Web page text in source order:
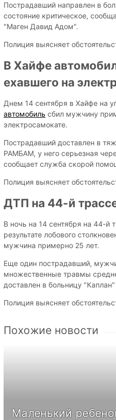
Пострадавший направлен в
состояние критическое,
"Маген Давид Адом".
Полиция выясняет
В Хайфе
ехавшего на
Днем 14 сентября в Хайфе на
автомобиль сбил мужчину
электросамокате.
Пострадавший доставлен в
РАМБАМ, у него серьезная
сообщает служба скорой
Полиция выясняет
ДТП на 44-й
В ночь на 14 сентября на 44-й
результате лобового
мужчина примерно 25 лет.
Еще один пострадавший,
множественные травмы
доставлен в больницу
Полиция выясняет
Похожие новости
Маленький